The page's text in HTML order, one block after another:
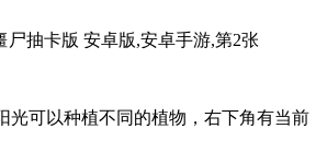
光可以种植不同的植物，右下角有当前